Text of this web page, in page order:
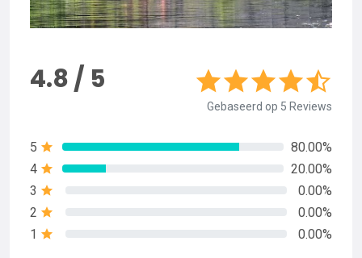
4.8 / 5
Gebaseerd op 5 Reviews
5
80.00%
4
20.00%
3
0.00%
2
0.00%
1
0.00%